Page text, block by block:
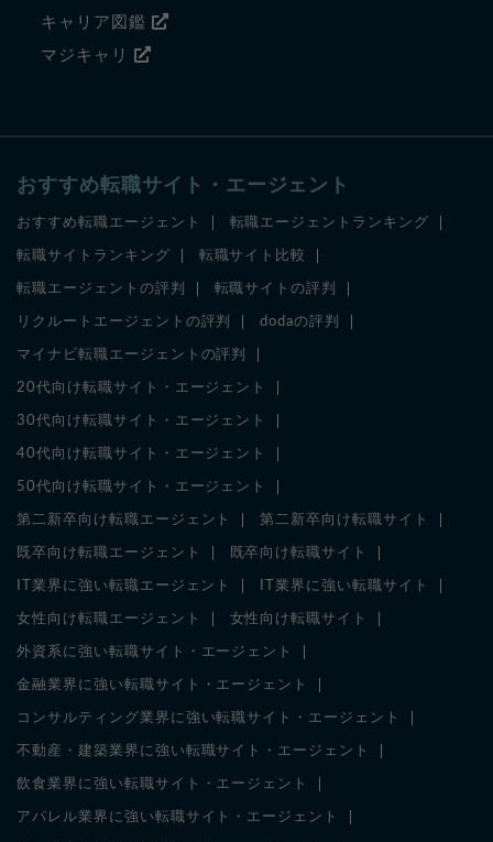
キャリア図鑑
マジキャリ
おすすめ転職サイト・エージェント
おすすめ転職エージェント 転職エージェントランキング
転職サイトランキング 転職サイト比較
転職エージェントの評判 転職サイトの評判
リクルートエージェントの評判 dodaの評判
マイナビ転職エージェントの評判
20代向け転職サイト・エージェント
30代向け転職サイト・エージェント
40代向け転職サイト・エージェント
50代向け転職サイト・エージェント
第二新卒向け転職エージェント 第二新卒向け転職サイト
既卒向け転職エージェント 既卒向け転職サイト
IT業界に強い転職エージェント IT業界に強い転職サイト
女性向け転職エージェント 女性向け転職サイト
外資系に強い転職サイト・エージェント
金融業界に強い転職サイト・エージェント
コンサルティング業界に強い転職サイト・エージェント
不動産・建築業界に強い転職サイト・エージェント
飲食業界に強い転職サイト・エージェント
アパレル業界に強い転職サイト・エージェント